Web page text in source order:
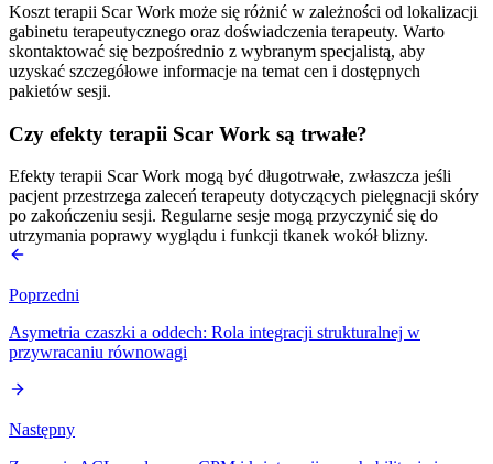
Koszt terapii Scar Work może się różnić w zależności od lokalizacji
gabinetu terapeutycznego oraz doświadczenia terapeuty. Warto
skontaktować się bezpośrednio z wybranym specjalistą, aby
uzyskać szczegółowe informacje na temat cen i dostępnych
pakietów sesji.
Czy efekty terapii Scar Work są trwałe?
Efekty terapii Scar Work mogą być długotrwałe, zwłaszcza jeśli
pacjent przestrzega zaleceń terapeuty dotyczących pielęgnacji skóry
po zakończeniu sesji. Regularne sesje mogą przyczynić się do
utrzymania poprawy wyglądu i funkcji tkanek wokół blizny.
Poprzedni
Asymetria czaszki a oddech: Rola integracji strukturalnej w
przywracaniu równowagi
Następny